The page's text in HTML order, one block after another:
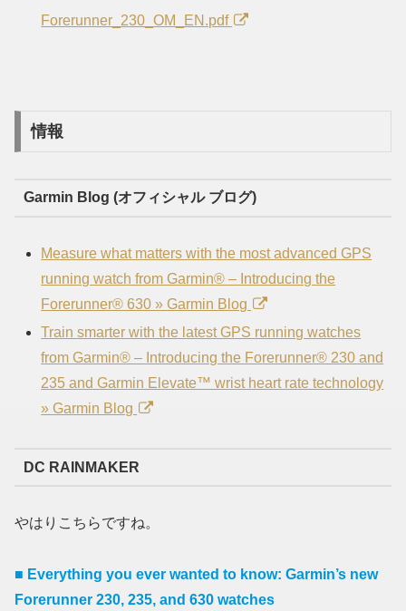
Forerunner_230_OM_EN.pdf
情報
Garmin Blog (オフィシャル ブログ)
Measure what matters with the most advanced GPS
running watch from Garmin® – Introducing the
Forerunner® 630 » Garmin Blog
Train smarter with the latest GPS running watches
from Garmin® – Introducing the Forerunner® 230 and
235 and Garmin Elevate™ wrist heart rate technology
» Garmin Blog
DC RAINMAKER
やはりこちらですね。
■ Everything you ever wanted to know: Garmin’s new
Forerunner 230, 235, and 630 watches